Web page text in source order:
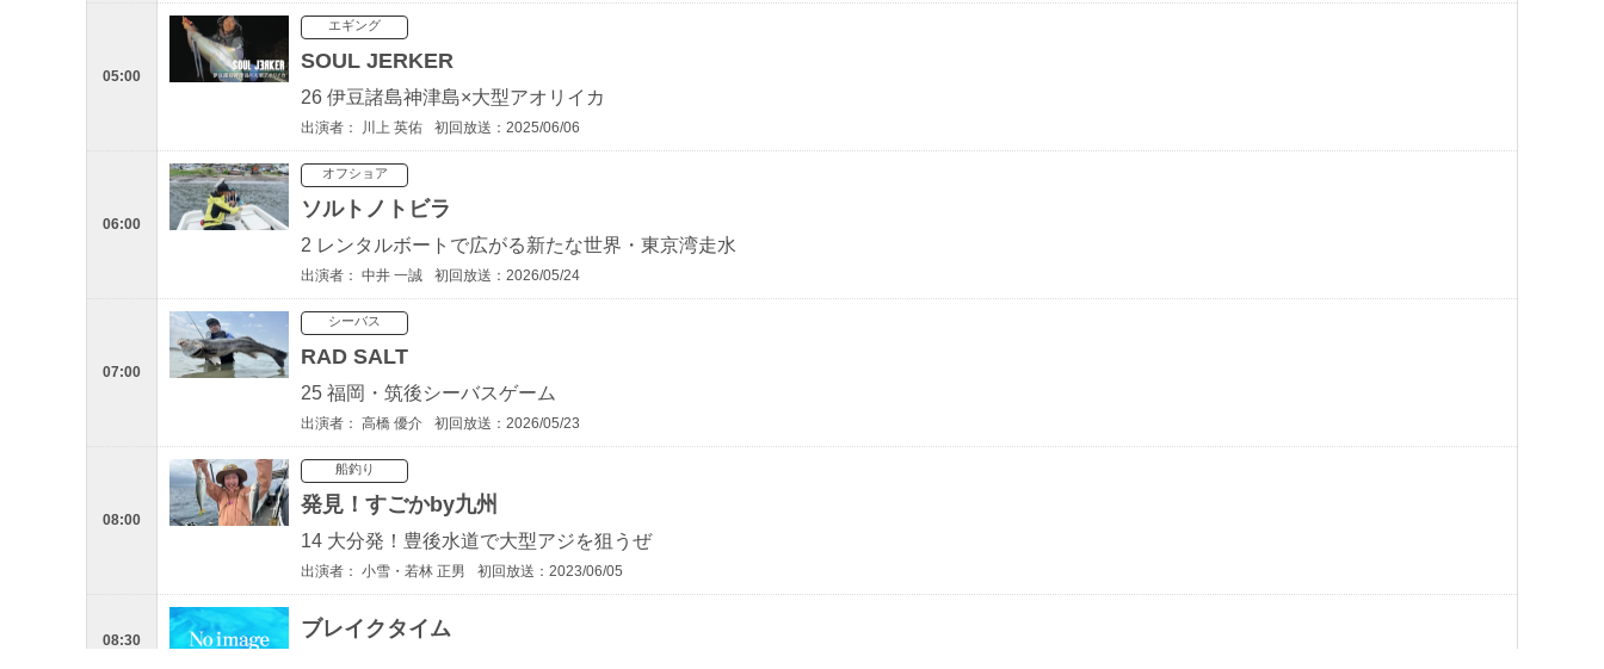
05:00
エギング
SOUL JERKER
26 伊豆諸島神津島×大型アオリイカ
出演者： 川上 英佑 初回放送：2025/06/06
06:00
オフショア
ソルトノトビラ
2 レンタルボートで広がる新たな世界・東京湾走水
出演者： 中井 一誠 初回放送：2026/05/24
07:00
シーバス
RAD SALT
25 福岡・筑後シーバスゲーム
出演者： 高橋 優介 初回放送：2026/05/23
08:00
船釣り
発見！すごかby九州
14 大分発！豊後水道で大型アジを狙うぜ
出演者： 小雪・若林 正男 初回放送：2023/06/05
08:30 ブレイクタイム